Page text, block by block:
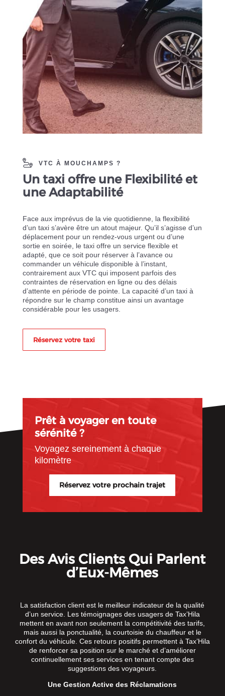
VTC À MOUCHAMPS ?
Un taxi offre une Flexibilité et
une Adaptabilité
Face aux imprévus de la vie quotidienne, la flexibilité
d’un taxi s’avère être un atout majeur. Qu’il s’agisse d’un
déplacement pour un rendez-vous urgent ou d’une
sortie en soirée, le taxi offre un service flexible et
adapté, que ce soit pour réserver à l’avance ou
commander un véhicule disponible à l’instant,
contrairement aux VTC qui imposent parfois des
contraintes de réservation en ligne ou des délais
d’attente en période de pointe. La capacité d’un taxi à
répondre sur le champ constitue ainsi un avantage
considérable pour les usagers.
Réservez votre taxi
Prêt à voyager en toute
sérénité ?
Voyagez sereinement à chaque
kilomètre
Réservez votre prochain trajet
Des Avis Clients Qui Parlent
d’Eux-Mêmes
La satisfaction client est le meilleur indicateur de la qualité
d’un service. Les témoignages des usagers de Tax’Hila
mettent en avant non seulement la compétitivité des tarifs,
mais aussi la ponctualité, la courtoisie du chauffeur et le
confort du véhicule. Ces retours positifs permettent à Tax’Hila
de renforcer sa position sur le marché et d’améliorer
continuellement ses services en tenant compte des
suggestions des voyageurs.
Une Gestion Active des Réclamations